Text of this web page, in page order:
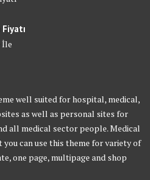
İle
well suited for hospital, medical,
as well as personal sites for
all medical sector people. Medical
you can use this theme for variety of
one page, multipage and shop